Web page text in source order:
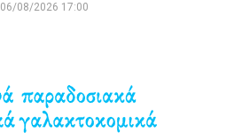
06/08/2026 17:00